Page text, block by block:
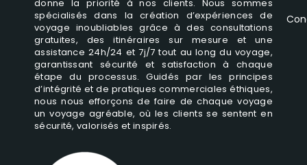
donne la priorité à nos clients. Nous sommes
spécialisés dans la création d’expériences de
voyage inoubliables grâce à des consultations
gratuites, des itinéraires sur mesure et une
assistance 24h/24 et 7j/7 tout au long du voyage,
garantissant sécurité et satisfaction à chaque
étape du processus. Guidés par les principes
d’intégrité et de pratiques commerciales éthiques,
nous nous efforçons de faire de chaque voyage
un voyage agréable, où les clients se sentent en
sécurité, valorisés et inspirés.